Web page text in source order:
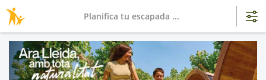
Planifica tu escapada ...